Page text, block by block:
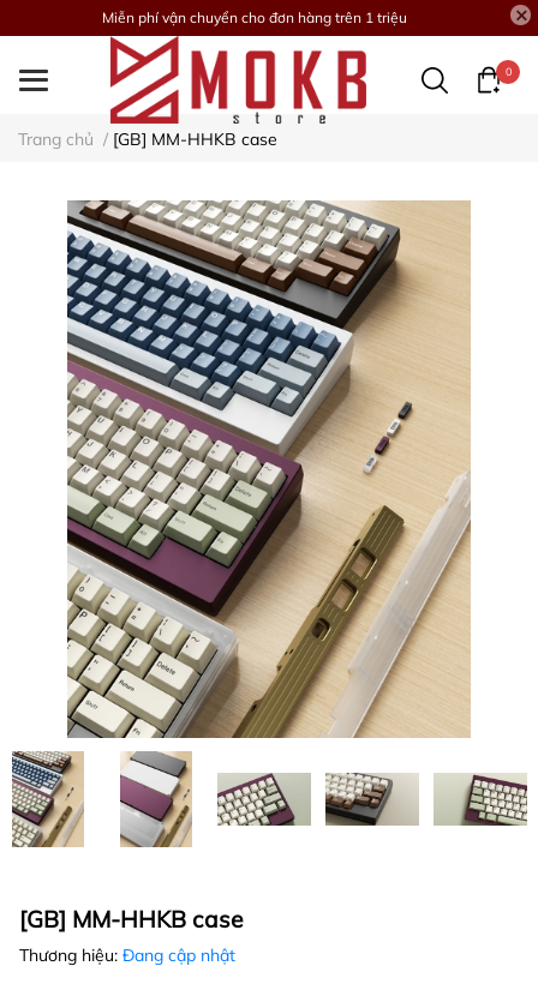
Miễn phí vận chuyển cho đơn hàng trên 1 triệu
0
Trang chủ / [GB] MM-HHKB case
[GB] MM-HHKB case
Thương hiệu: Đang cập nhật